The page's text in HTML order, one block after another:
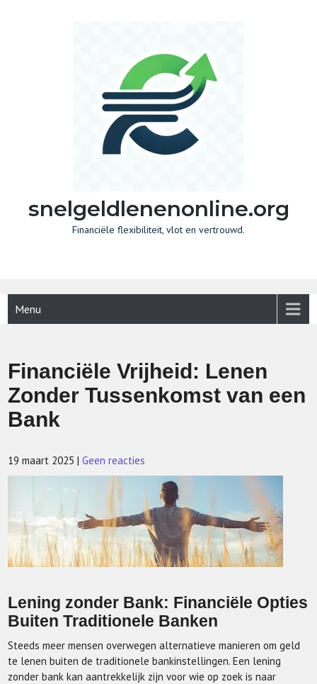
snelgeldlenenonline.org
Financiële flexibiliteit, vlot en vertrouwd.
Menu
Financiële Vrijheid: Lenen
Zonder Tussenkomst van een
Bank
19 maart 2025 |Geen reacties
Lening zonder Bank: Financiële Opties
Buiten Traditionele Banken
Steeds meer mensen overwegen alternatieve manieren om geld
te lenen buiten de traditionele bankinstellingen. Een lening
zonder bank kan aantrekkelijk zijn voor wie op zoek is naar